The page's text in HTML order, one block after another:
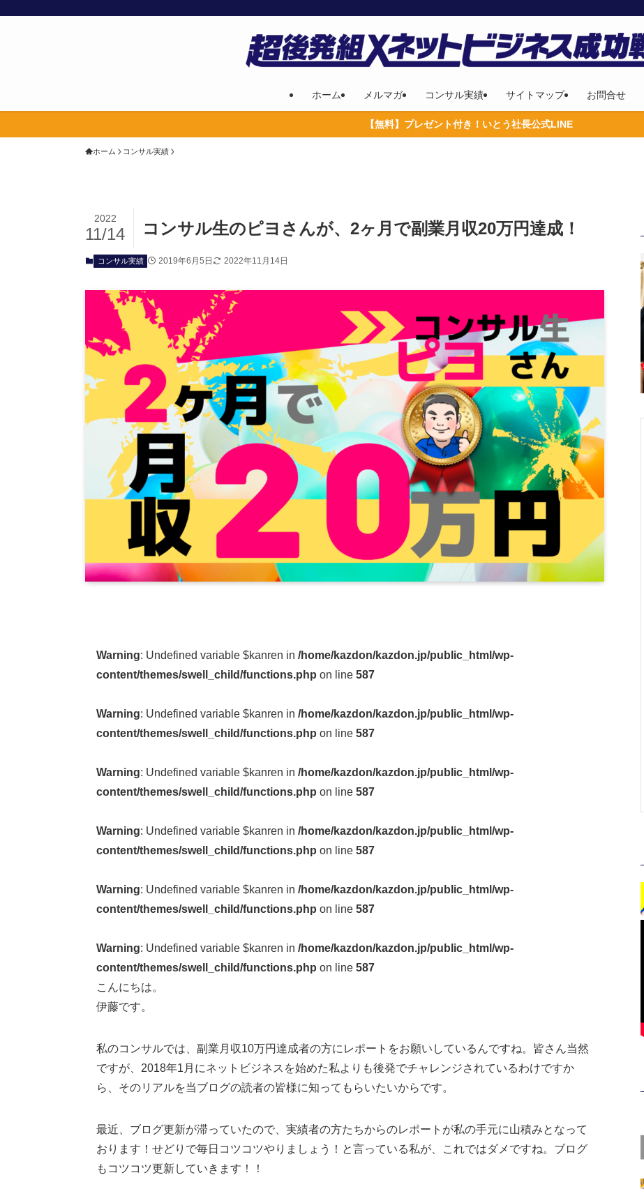
ホーム メルマガ コンサル実績 サイトマップ お問合せ
【無料】プレゼント付き！いとう社長公式LINE
ホーム コンサル実績
コンサル生のピヨさんが、2ヶ月で副業月収20万円達成！
2022
11/14
コンサル実績 2019年6月5日 2022年11月14日
Warning: Undefined variable $kanren in /home/kazdon/kazdon.jp/public_html/wp-
content/themes/swell_child/functions.php on line 587
Warning: Undefined variable $kanren in /home/kazdon/kazdon.jp/public_html/wp-
content/themes/swell_child/functions.php on line 587
Warning: Undefined variable $kanren in /home/kazdon/kazdon.jp/public_html/wp-
content/themes/swell_child/functions.php on line 587
Warning: Undefined variable $kanren in /home/kazdon/kazdon.jp/public_html/wp-
content/themes/swell_child/functions.php on line 587
Warning: Undefined variable $kanren in /home/kazdon/kazdon.jp/public_html/wp-
content/themes/swell_child/functions.php on line 587
Warning: Undefined variable $kanren in /home/kazdon/kazdon.jp/public_html/wp-
content/themes/swell_child/functions.php on line 587
こんにちは。
伊藤です。
私のコンサルでは、副業月収10万円達成者の方にレポートをお願いしているんですね。皆さん当然
ですが、2018年1月にネットビジネスを始めた私よりも後発でチャレンジされているわけですか
ら、そのリアルを当ブログの読者の皆様に知ってもらいたいからです。
最近、ブログ更新が滞っていたので、実績者の方たちからのレポートが私の手元に山積みとなって
おります！せどりで毎日コツコツやりましょう！と言っている私が、これではダメですね。ブログ
もコツコツ更新していきます！！